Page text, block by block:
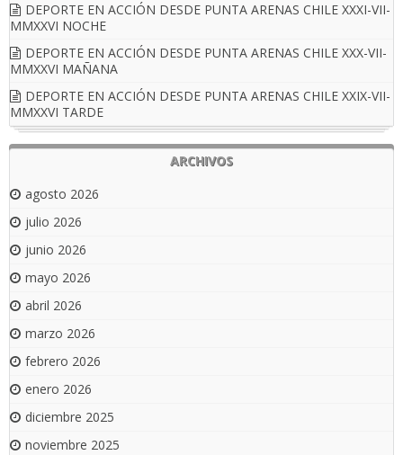
DEPORTE EN ACCIÓN DESDE PUNTA ARENAS CHILE XXXI-VII-
MMXXVI NOCHE
DEPORTE EN ACCIÓN DESDE PUNTA ARENAS CHILE XXX-VII-
MMXXVI MAÑANA
DEPORTE EN ACCIÓN DESDE PUNTA ARENAS CHILE XXIX-VII-
MMXXVI TARDE
ARCHIVOS
agosto 2026
julio 2026
junio 2026
mayo 2026
abril 2026
marzo 2026
febrero 2026
enero 2026
diciembre 2025
noviembre 2025